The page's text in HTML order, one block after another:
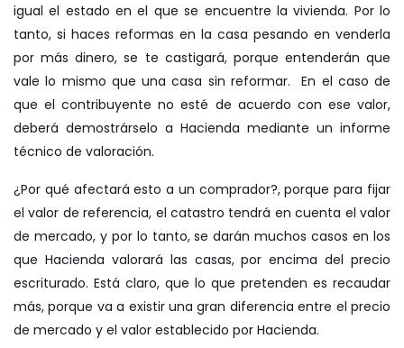
igual el estado en el que se encuentre la vivienda. Por lo
tanto, si haces reformas en la casa pesando en venderla
por más dinero, se te castigará, porque entenderán que
vale lo mismo que una casa sin reformar. En el caso de
que el contribuyente no esté de acuerdo con ese valor,
deberá demostrárselo a Hacienda mediante un informe
técnico de valoración.
¿Por qué afectará esto a un comprador?, porque para fijar
el valor de referencia, el catastro tendrá en cuenta el valor
de mercado, y por lo tanto, se darán muchos casos en los
que Hacienda valorará las casas, por encima del precio
escriturado. Está claro, que lo que pretenden es recaudar
más, porque va a existir una gran diferencia entre el precio
de mercado y el valor establecido por Hacienda.